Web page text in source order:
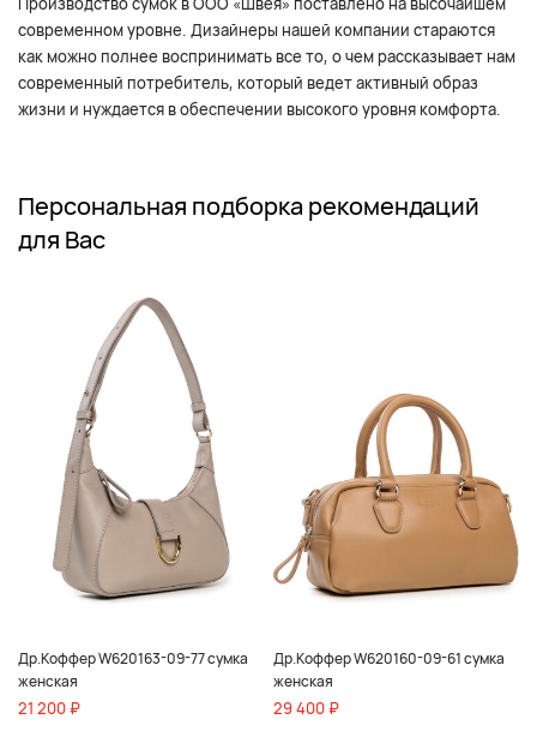
современном уровне. Дизайнеры нашей компании стараются
как можно полнее воспринимать все то, о чем рассказывает нам
современный потребитель, который ведет активный образ
жизни и нуждается в обеспечении высокого уровня комфорта.
Персональная подборка рекомендаций
для Вас
Др.Коффер W620163-09-77 сумка
женская
21 200 ₽
Др.Коффер W620160-09-61 сумка
женская
29 400 ₽